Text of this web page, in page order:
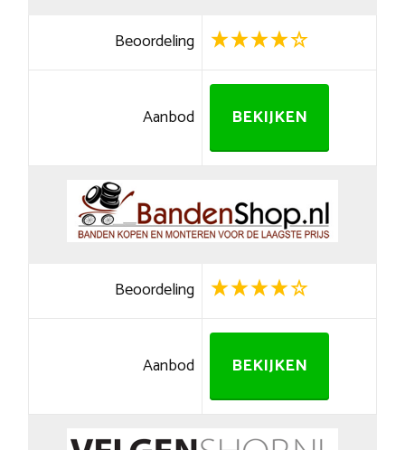
Beoordeling
Aanbod BEKIJKEN
Beoordeling
Aanbod BEKIJKEN